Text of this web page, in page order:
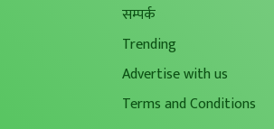
सम्पर्क
Trending
Advertise with us
Terms and Conditions